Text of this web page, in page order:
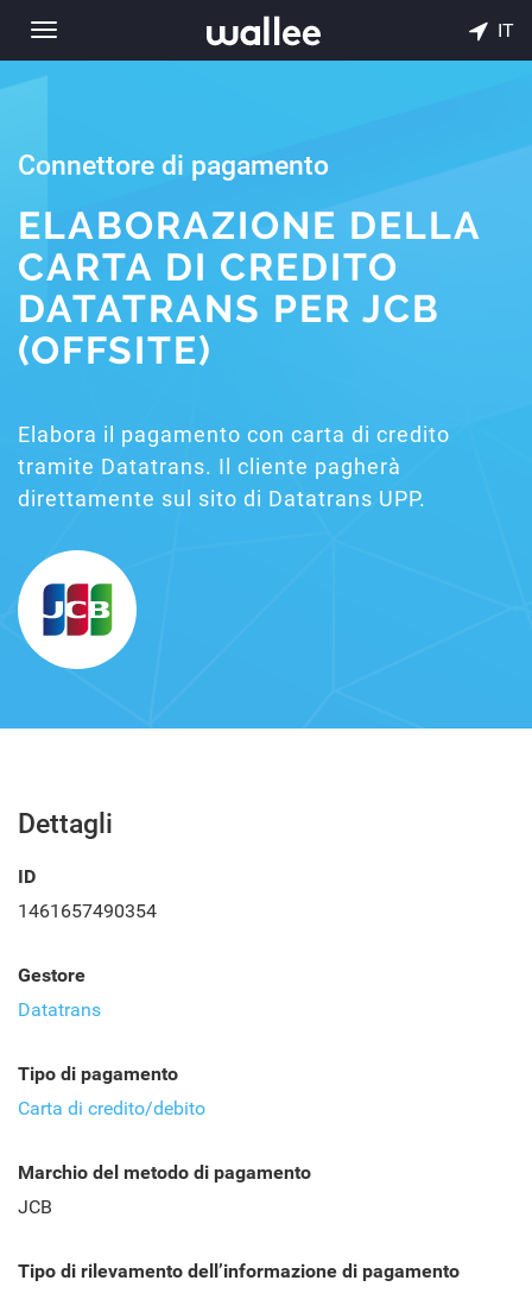
Toggle
navigation
IT
Connettore di pagamento
ELABORAZIONE DELLA
CARTA DI CREDITO
DATATRANS PER JCB
(OFFSITE)
Elabora il pagamento con carta di credito
tramite Datatrans. Il cliente pagherà
direttamente sul sito di Datatrans UPP.
Dettagli
ID
1461657490354
Gestore
Datatrans
Tipo di pagamento
Carta di credito/debito
Marchio del metodo di pagamento
JCB
Tipo di rilevamento dell’informazione di pagamento